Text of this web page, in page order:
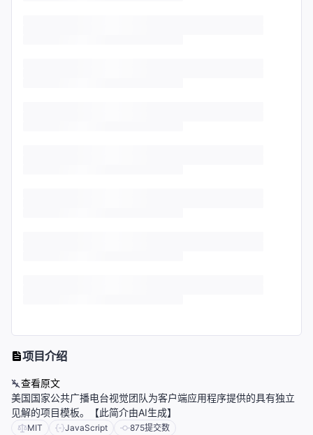
项目介绍
查看原文
美国国家公共广播电台视觉团队为客户端应用程序提供的具有独立
见解的项目模板。【此简介由AI生成】
MIT JavaScript 875提交数